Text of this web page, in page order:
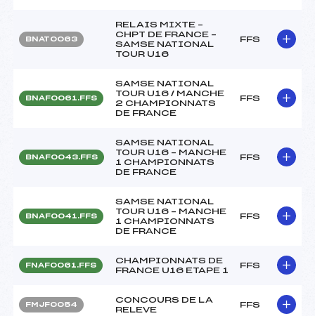
BNAT0063
RELAIS MIXTE –
CHPT DE FRANCE –
SAMSE NATIONAL
TOUR U16
FFS
BNAF0061.FFS
SAMSE NATIONAL
TOUR U16 / MANCHE
2 CHAMPIONNATS
DE FRANCE
FFS
BNAF0043.FFS
SAMSE NATIONAL
TOUR U16 – MANCHE
1 CHAMPIONNATS
DE FRANCE
FFS
BNAF0041.FFS
SAMSE NATIONAL
TOUR U16 – MANCHE
1 CHAMPIONNATS
DE FRANCE
FFS
FNAF0061.FFS
CHAMPIONNATS DE
FRANCE U16 ETAPE 1
FFS
FMJF0054
CONCOURS DE LA
RELEVE
FFS